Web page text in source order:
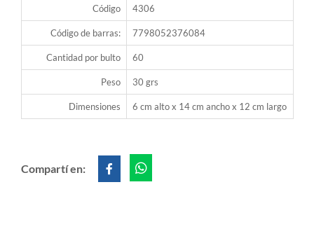
Código 4306
Código de barras: 7798052376084
Cantidad por bulto 60
Peso 30 grs
Dimensiones 6 cm alto x 14 cm ancho x 12 cm largo
Compartí en: